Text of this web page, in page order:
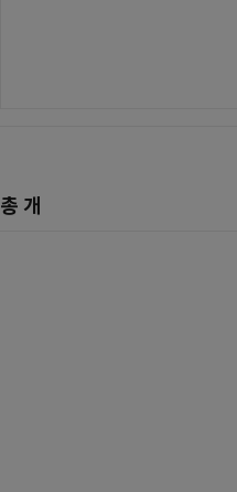
총 개